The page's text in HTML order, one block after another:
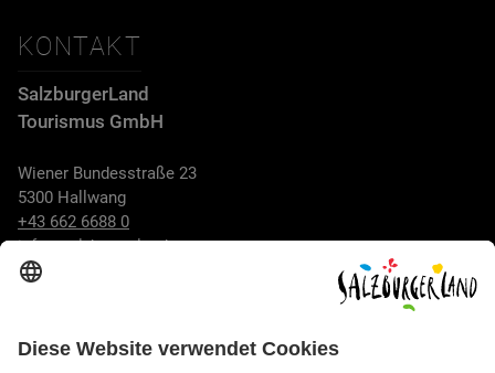
KONTAKT
SalzburgerLand
Tourismus GmbH
Wiener Bundesstraße 23
5300 Hallwang
+43 662 6688 0
info@salzburgerland.com
Wir freuen uns auf Ihre Anfrage!